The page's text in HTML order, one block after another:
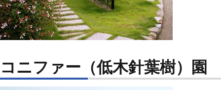
コニファー（低木針葉樹）園